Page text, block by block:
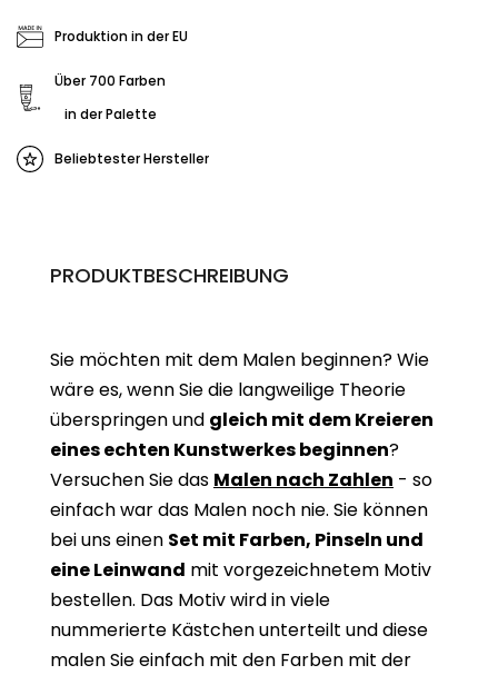
Produktion in der EU
Über 700 Farben
in der Palette
Beliebtester Hersteller
PRODUKTBESCHREIBUNG
Sie möchten mit dem Malen beginnen? Wie
wäre es, wenn Sie die langweilige Theorie
überspringen und gleich mit dem Kreieren
eines echten Kunstwerkes beginnen?
Versuchen Sie das Malen nach Zahlen - so
einfach war das Malen noch nie. Sie können
bei uns einen Set mit Farben, Pinseln und
eine Leinwand mit vorgezeichnetem Motiv
bestellen. Das Motiv wird in viele
nummerierte Kästchen unterteilt und diese
malen Sie einfach mit den Farben mit der